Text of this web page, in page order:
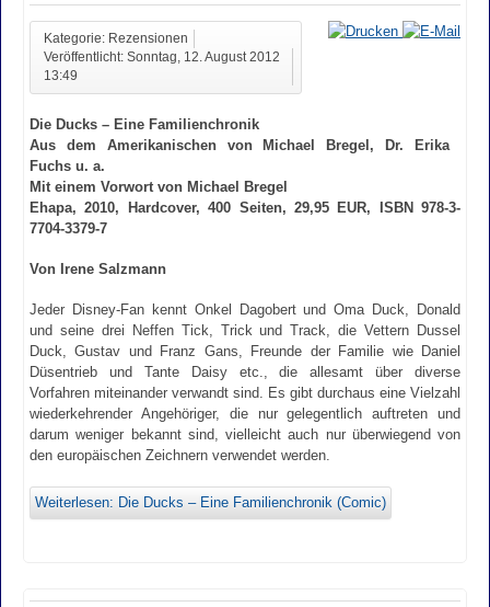
Kategorie: Rezensionen
Veröffentlicht: Sonntag, 12. August 2012
13:49
Die Ducks – Eine Familienchronik
Aus dem Amerikanischen von Michael Bregel, Dr. Erika
Fuchs u. a.
Mit einem Vorwort von Michael Bregel
Ehapa, 2010, Hardcover, 400 Seiten, 29,95 EUR, ISBN 978-3-
7704-3379-7
Von Irene Salzmann
Jeder Disney-Fan kennt Onkel Dagobert und Oma Duck, Donald
und seine drei Neffen Tick, Trick und Track, die Vettern Dussel
Duck, Gustav und Franz Gans, Freunde der Familie wie Daniel
Düsentrieb und Tante Daisy etc., die allesamt über diverse
Vorfahren miteinander verwandt sind. Es gibt durchaus eine Vielzahl
wiederkehrender Angehöriger, die nur gelegentlich auftreten und
darum weniger bekannt sind, vielleicht auch nur überwiegend von
den europäischen Zeichnern verwendet werden.
Weiterlesen: Die Ducks – Eine Familienchronik (Comic)